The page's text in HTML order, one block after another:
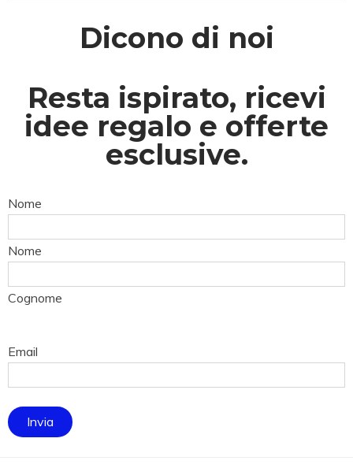
Dicono di noi
Resta ispirato, ricevi
idee regalo e offerte
esclusive.
Nome
Nome
Cognome
Email
Invia